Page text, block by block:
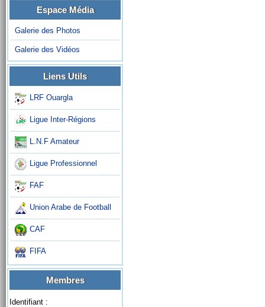
Espace Média
Galerie des Photos
Galerie des Vidéos
Liens Utils
LRF Ouargla
Ligue Inter-Régions
L.N.F Amateur
Ligue Professionnel
FAF
Union Arabe de Football
CAF
FIFA
Membres
Identifiant :